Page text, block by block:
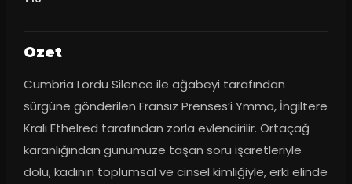
Ozet
Cumbria Lordu Silence ile ağabeyi tarafından
sürgüne gönderilen Fransız Prenses’i Ymma, İngiltere
Kralı Ethelred tarafından zorla evlendirilir. Ortaçağ
karanlığından günümüze taşan soru işaretleriyle
dolu, kadının toplumsal ve cinsel kimliğiyle, erki elinde